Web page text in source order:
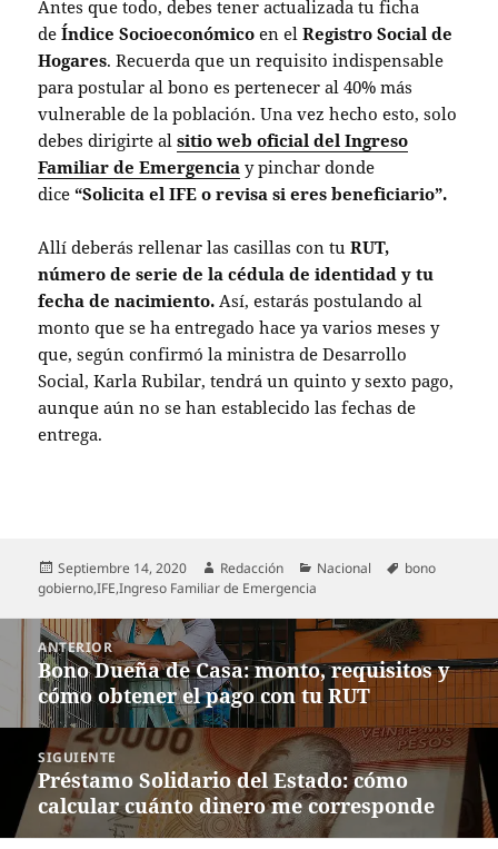
Antes que todo, debes tener actualizada tu ficha
deÍndice Socioeconómico en elRegistro Social de
Hogares. Recuerda que un requisito indispensable
para postular al bono es pertenecer al 40% más
vulnerable de la población. Una vez hecho esto, solo
debes dirigirte alsitio web oficial del Ingreso
Familiar de Emergencia y pinchar donde
dice“Solicita el IFE o revisa si eres beneficiario”.
Allí deberás rellenar las casillas con tuRUT,
número de serie de la cédula de identidad y tu
fecha de nacimiento. Así, estarás postulando al
monto que se ha entregado hace ya varios meses y
que, según confirmó la ministra de Desarrollo
Social, Karla Rubilar, tendrá un quinto y sexto pago,
aunque aún no se han establecido las fechas de
entrega.
Publicado
el
Septiembre 14, 2020 Autor
Redacción Categorías
Nacional Etiquetas
bono
gobierno,IFE,Ingreso Familiar de Emergencia
Navegación
entradas
ANTERIOR
Entrada
anterior:
Bono Dueña de Casa: monto, requisitos y
cómo obtener el pago con tu RUT
SIGUIENTE
Entrada
siguiente:
Préstamo Solidario del Estado: cómo
calcular cuánto dinero me corresponde